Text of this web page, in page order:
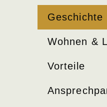
Geschichte
Wohnen &
Vorteile